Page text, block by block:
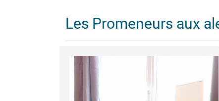
Les Promeneurs aux